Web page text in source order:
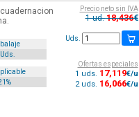
Precio neto sin IVA
1 ud.18,436€
Uds.
Ofertas especiales
1 uds. 17,119€/u
2 uds. 16,066€/u